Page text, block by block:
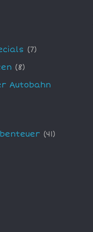
(7)
(8)
Autobahn
(41)